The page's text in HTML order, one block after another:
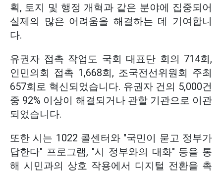
획, 토지 및 행정 개혁과 같은 분야에 집중되어
실제의 많은 어려움을 해결하는 데 기여합니
다.
유권자 접촉 작업도 국회 대표단 회의 714회,
인민의회 접촉 1,668회, 조국전선위원회 주최
657회로 혁신되었습니다. 유권자 건의 5,000건
중 92% 이상이 해결되거나 관할 기관으로 이관
되었습니다.
또한 시는 1022 콜센터와 "국민이 묻고 정부가
답한다" 프로그램, "시 정부와의 대화" 등을 통
해 시민과의 상호 작용에서 디지털 전환을 촉